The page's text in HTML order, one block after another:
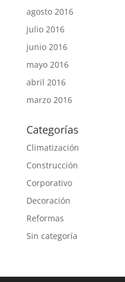
agosto 2016
julio 2016
junio 2016
mayo 2016
abril 2016
marzo 2016
Categorías
Climatización
Construcción
Corporativo
Decoración
Reformas
Sin categoría